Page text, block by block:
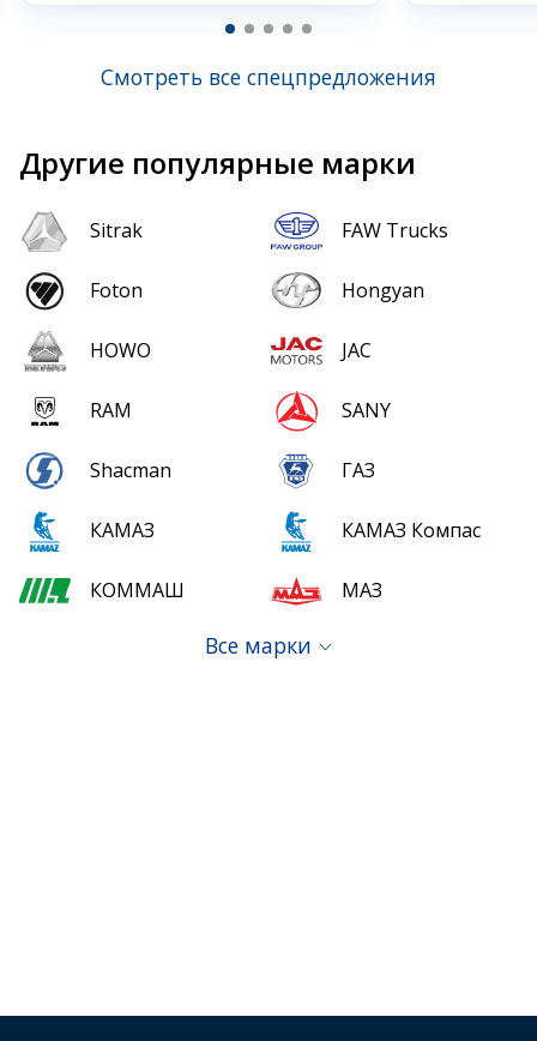
Смотреть все спецпредложения
Другие популярные марки
Sitrak FAW Trucks
Foton Hongyan
HOWO JAC
RAM SANY
Shacman ГАЗ
КАМАЗ КАМАЗ Компас
КОММАШ МАЗ
Все марки